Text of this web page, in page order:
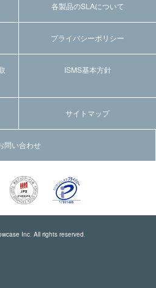
各製品のSLAについて
プライバシーポリシー
ISMS基本方針
サイトマップ
問い合わせ
Inc. All rights reserved.